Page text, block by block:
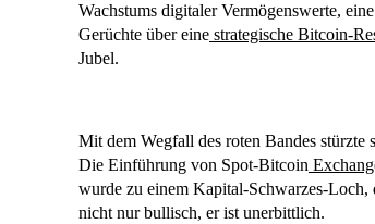
Wachstums digitaler Vermögenswerte,
Gerüchte über eine strategische Bitcoin-
Jubel.
Mit dem Wegfall des roten Bandes
Die Einführung von Spot-Bitcoin
wurde zu einem Kapital-Schwarzes-
nicht nur bullisch, er ist unerbittlich.